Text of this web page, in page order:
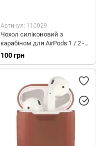
Артикул: 110029
Чохол силіконовий з
карабіном для AirPods 1 / 2 -
Веселковий
100 грн